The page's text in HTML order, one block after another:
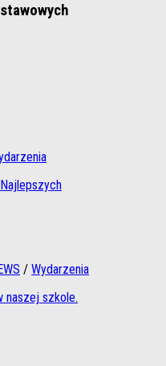
/ Wydarzenia
naszej szkole.